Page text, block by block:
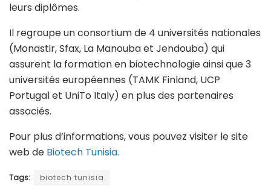
leurs diplômes.
Il regroupe un consortium de 4 universités nationales
(Monastir, Sfax, La Manouba et Jendouba) qui
assurent la formation en biotechnologie ainsi que 3
universités européennes (TAMK Finland, UCP
Portugal et UniTo Italy) en plus des partenaires
associés.
Pour plus d’informations, vous pouvez visiter le site
web de Biotech Tunisia.
Tags: biotech tunisia